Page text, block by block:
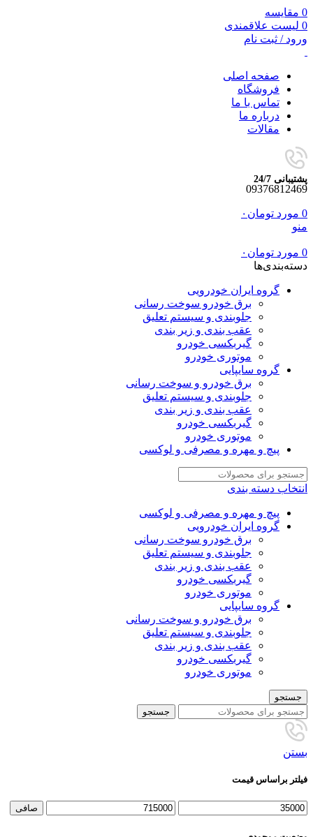
0 مقایسه
0 لیست علاقمندی
ورود / ثبت نام
صفحه اصلی
فروشگاه
تماس با ما
درباره ما
مقالات
پشتیبانی 24/7
09376812469
0 مورد تومان ۰
منو
0 مورد تومان ۰
دسته‌بندی‌ها
گروه ایران خودرویی
برق خودرو سوخت رسانی
جلوبندی و سیستم تعلیق
عقب بندی و زیر بندی
گیربکسی خودرو
موتوری خودرو
گروه سایپایی
برق خودرو و سوخت رسانی
جلوبندی و سیستم تعلیق
عقب بندی و زیر بندی
گیربکسی خودرو
موتوری خودرو
پیچ و مهره و مصرفی و لوکسی
انتخاب دسته بندی
پیچ و مهره و مصرفی و لوکسی
گروه ایران خودرویی
برق خودرو سوخت رسانی
جلوبندی و سیستم تعلیق
عقب بندی و زیر بندی
گیربکسی خودرو
موتوری خودرو
گروه سایپایی
برق خودرو و سوخت رسانی
جلوبندی و سیستم تعلیق
عقب بندی و زیر بندی
گیربکسی خودرو
موتوری خودرو
جستجو
جستجو
بستن
فیلتر براساس قیمت
صافی